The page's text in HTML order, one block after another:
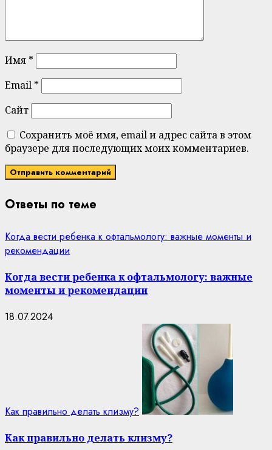
Имя *
Email *
Сайт
Сохранить моё имя, email и адрес сайта в этом
браузере для последующих моих комментариев.
Ответы по теме
Когда вести ребенка к офтальмологу: важные моменты и
рекомендации
Когда вести ребенка к офтальмологу: важные
моменты и рекомендации
18.07.2024
Как правильно делать клизму?
Как правильно делать клизму?